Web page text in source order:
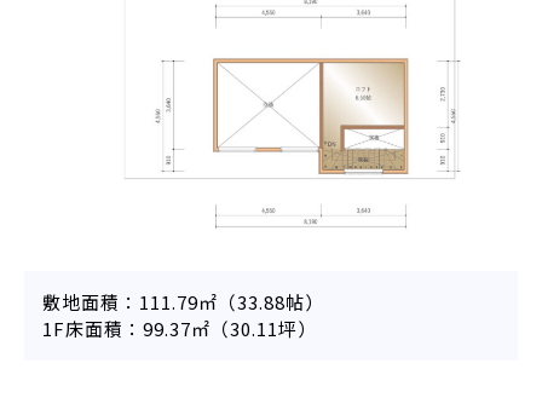
敷地面積：111.79㎡（33.88帖）
1F床面積：99.37㎡（30.11坪）